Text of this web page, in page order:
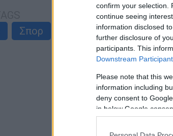
confirm your selection.
continue seeing
information disclosed
further disclosure of
participants. This
Downstream
Please note that this
information including
deny consent to
in below Google
Σπορ